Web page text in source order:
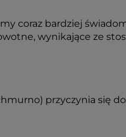
coraz bardziej
wynikające ze
przyczynia się